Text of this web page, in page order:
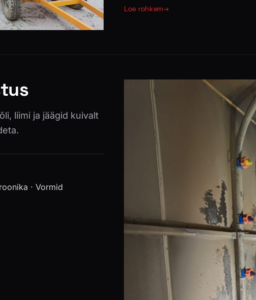
Loe rohkem→
liimi ja jäägid kuivalt
· Vormid